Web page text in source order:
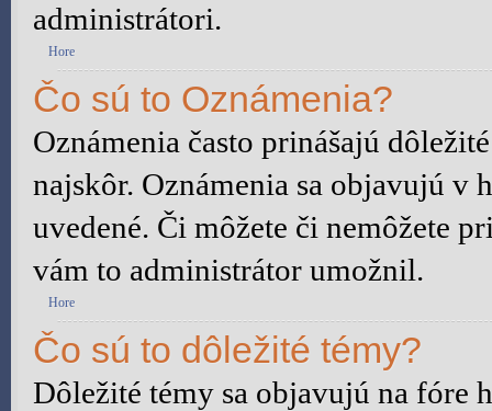
administrátori.
Hore
Čo sú to Oznámenia?
Oznámenia často prinášajú
najskôr. Oznámenia sa objavujú v
uvedené. Či môžete či nemôžete
vám to administrátor umožnil.
Hore
Čo sú to dôležité témy?
Dôležité témy sa objavujú na fóre